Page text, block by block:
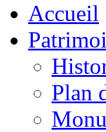
Accueil
Plan